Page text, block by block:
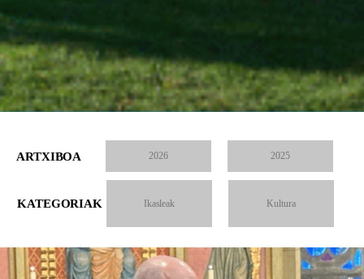
ARTXIBOA 2026 2025
KATEGORIAK Ikasleak Kultura